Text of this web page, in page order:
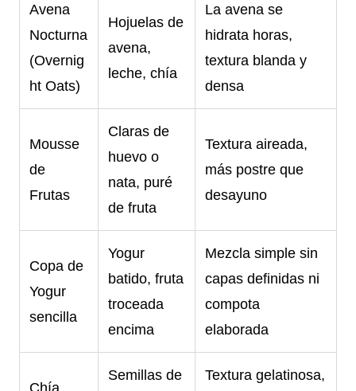
Avena
Nocturna
(Overnig
ht Oats)
Hojuelas de
avena,
leche, chía
La avena se
hidrata horas,
textura blanda y
densa
Mousse
de
Frutas
Claras de
huevo o
nata, puré
de fruta
Textura aireada,
más postre que
desayuno
Copa de
Yogur
sencilla
Yogur
batido, fruta
troceada
encima
Mezcla simple sin
capas definidas ni
compota
elaborada
Chía
Semillas de
Textura gelatinosa,